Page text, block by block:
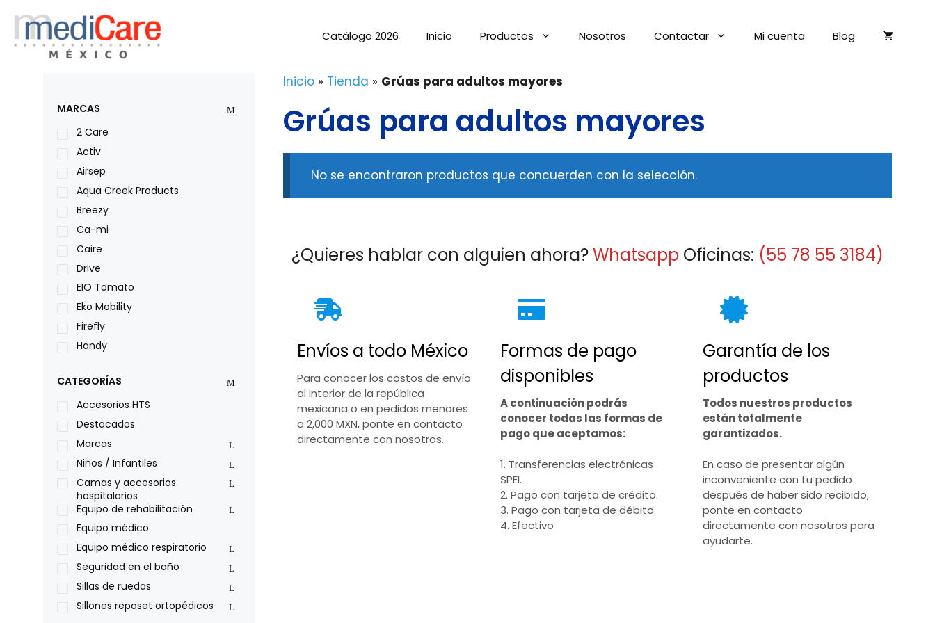
contenido
Catálogo 2026 Inicio Productos Nosotros Contactar Mi cuenta Blog
Inicio » Tienda » Grúas para adultos mayores
Grúas para adultos mayores
No se encontraron productos que concuerden con la selección.
¿Quieres hablar con alguien ahora?Whatsapp Oficinas: (55 78 55 3184)
Envíos a todo México
Para conocer los costos de envío
al interior de la república
mexicana o en pedidos menores
a 2,000 MXN, ponte en contacto
directamente con nosotros.
Formas de pago
disponibles
A continuación podrás
conocer todas las formas de
pago que aceptamos:
1. Transferencias electrónicas
SPEI.
2. Pago con tarjeta de crédito.
3. Pago con tarjeta de débito.
4. Efectivo
Garantía de los
productos
Todos nuestros productos
están totalmente
garantizados.
En caso de presentar algún
inconveniente con tu pedido
después de haber sido recibido,
ponte en contacto
directamente con nosotros para
ayudarte.
MARCAS
2 Care
Activ
Airsep
Aqua Creek Products
Breezy
Ca-mi
Caire
Drive
EIO Tomato
Eko Mobility
Firefly
Handy
Leggero
Lumex
Medical Store
Nidek
Oxiplus
Philips
Pride
Roho
Sillas de ruedas Everest Jennings
CATEGORÍAS
Accesorios HTS
Destacados
Marcas
Niños / Infantiles
Camas y accesorios
hospitalarios
Equipo de rehabilitación
Equipo médico
Equipo médico respiratorio
Seguridad en el baño
Sillas de ruedas
Sillones reposet ortopédicos